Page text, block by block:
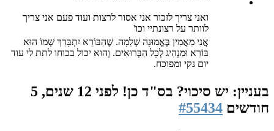
ואני צריך לזכור אני אסור לרצות ועוד פעם אני צריך
לוותר על רצונתיי וכו'
אֲנִי מַאֲמִין בֶּאֱמוּנָה שְׁלֵמָה. שֶׁהַבּוֹרֵא יִתְבָּרַךְ שְׁמוֹ הוּא
בּוֹרֵא וּמַנְהִיג לְכָל הַבְּרוּאִים. וְהוּא יכול בכוחו לתת לי עוד
יום נקי ומפוכח.
בעניין: יש סיכוי? בס"ד כן!
לפני 12 שנים, 5
חודשים #55434